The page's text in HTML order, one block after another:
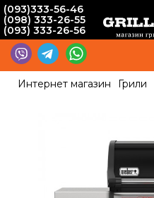
(093)333-56-46
(098) 333-26-55
(093) 333-26-56
Интернет магазин Грили